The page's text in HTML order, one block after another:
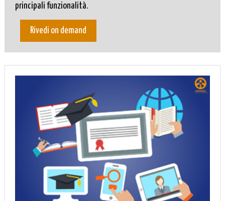
principali funzionalità.
Rivedi on demand